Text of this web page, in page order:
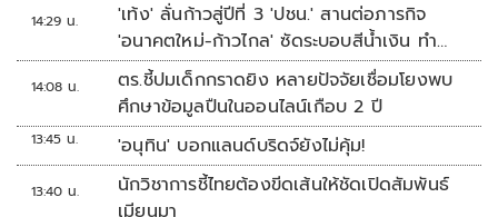
14:29 น.
'เท้ง' ลั่นก้าวสู่ปีที่ 3 'ปชน.' สานต่อภารกิจ
'อนาคตใหม่-ก้าวไกล' ซัดระบอบสีน้ำเงิน ทำ
หลักนิติรัฐ-นิติธรรมสั่นคลอน
14:08 น.
ตร.ชี้ปมเด็กกราดยิง หลายปัจจัยเชื่อมโยงพบ
ศึกษาข้อมูลปืนในออนไลน์เกือบ 2 ปี
13:45 น. 'อนุทิน' บอกแลนด์บริดจ์ยังไม่คุ้ม!
13:40 น.
นักวิชาการชี้ไทยต้องขีดเส้นให้ชัดเปิดสัมพันธ์
เมียนมา